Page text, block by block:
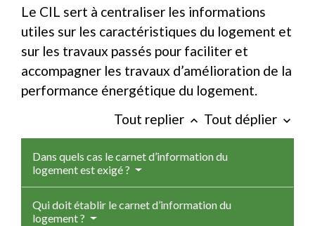
Le CIL sert à centraliser les informations
utiles sur les caractéristiques du logement et
sur les travaux passés pour faciliter et
accompagner les travaux d’amélioration de la
performance énergétique du logement.
Tout replier keyboard_arrow_up Tout déplier keyboard_arrow_down
Dans quels cas le carnet d’information du
logement est exigé ?
Qui doit établir le carnet d’information du
logement ?